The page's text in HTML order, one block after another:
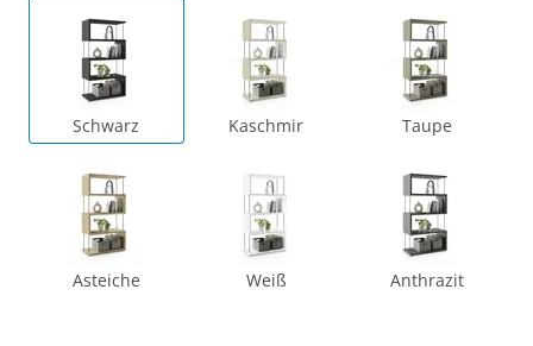
Schwarz Kaschmir Taupe
Asteiche Weiß Anthrazit